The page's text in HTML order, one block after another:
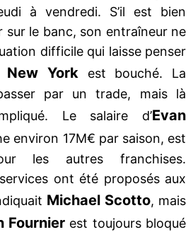
à vendredi. S’il est bien
sur le banc, son entraîneur ne
difficile qui laisse penser
New York est bouché. La
par un trade, mais là
Le salaire d’Evan
environ 17M€ par saison, est
les autres franchises.
ont été proposés aux
Michael Scotto, mais
Fournier est toujours bloqué